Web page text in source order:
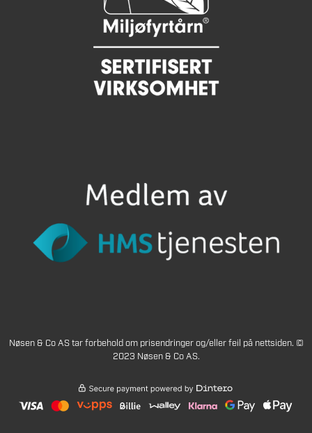
Nøsen & Co AS tar forbehold om prisendringer og/eller feil på nettsiden. ©
2023 Nøsen & Co AS.